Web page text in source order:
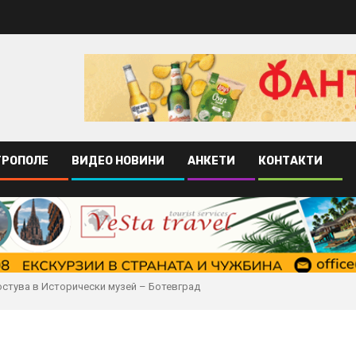
ВИДЕО НОВИНИ АНКЕТИ КОНТАКТИ
в Исторически музей – Ботевград